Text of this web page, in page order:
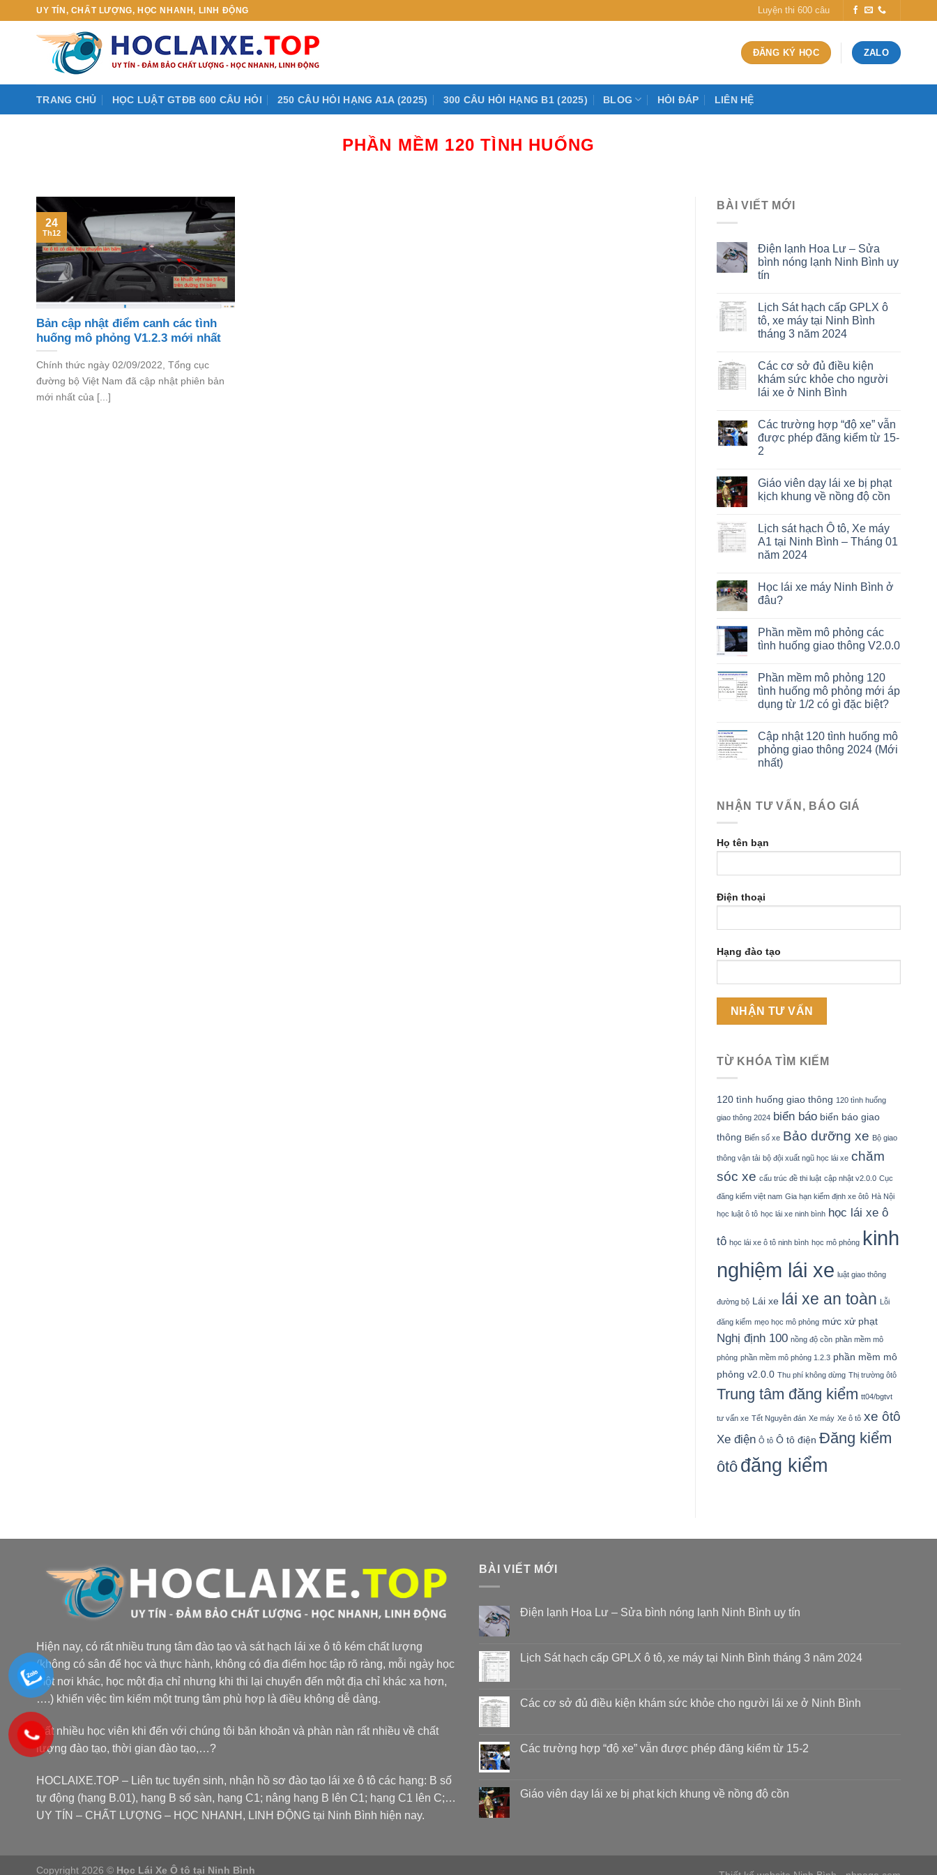
UY TÍN, CHẤT LƯỢNG, HỌC NHANH, LINH ĐỘNG Luyện thi 600 câu
ĐĂNG KÝ HỌC ZALO
TRANG CHỦ HỌC LUẬT GTĐB 600 CÂU HỎI 250 CÂU HỎI HẠNG A1A (2025) 300 CÂU HỎI HẠNG B1 (2025) BLOG HỎI ĐÁP LIÊN HỆ
PHẦN MỀM 120 TÌNH HUỐNG
Bản cập nhật điểm canh các tình
huống mô phỏng V1.2.3 mới nhất
Chính thức ngày 02/09/2022, Tổng cục
đường bộ Việt Nam đã cập nhật phiên bản
mới nhất của [...]
24
Th12
BÀI VIẾT MỚI
Điện lạnh Hoa Lư – Sửa
bình nóng lạnh Ninh Bình uy
tín
Lịch Sát hạch cấp GPLX ô
tô, xe máy tại Ninh Bình
tháng 3 năm 2024
Các cơ sở đủ điều kiện
khám sức khỏe cho người
lái xe ở Ninh Bình
Các trường hợp “độ xe” vẫn
được phép đăng kiểm từ 15-
2
Giáo viên dạy lái xe bị phạt
kịch khung về nồng độ cồn
Lịch sát hạch Ô tô, Xe máy
A1 tại Ninh Bình – Tháng 01
năm 2024
Học lái xe máy Ninh Bình ở
đâu?
Phần mềm mô phỏng các
tình huống giao thông V2.0.0
Phần mềm mô phỏng 120
tình huống mô phỏng mới áp
dụng từ 1/2 có gì đặc biệt?
Cập nhật 120 tình huống mô
phỏng giao thông 2024 (Mới
nhất)
NHẬN TƯ VẤN, BÁO GIÁ
Họ tên bạn
Điện thoại
Hạng đào tạo
TỪ KHÓA TÌM KIẾM
120 tình huống giao thông 120 tình huống
giao thông 2024 biển báo biển báo giao
thông Biển số xe Bảo dưỡng xe Bộ giao
thông vận tải bộ đội xuất ngũ học lái xe chăm
sóc xe cấu trúc đề thi luật cập nhật v2.0.0 Cục
đăng kiểm việt nam Gia hạn kiểm định xe ôtô Hà Nội
học luật ô tô học lái xe ninh bình học lái xe ô
tô học lái xe ô tô ninh bình học mô phỏng kinh
nghiệm lái xe luật giao thông
đường bộ Lái xe lái xe an toàn Lỗi
đăng kiểm mẹo học mô phỏng mức xử phạt
Nghị định 100 nồng độ cồn phần mềm mô
phỏng phần mềm mô phỏng 1.2.3 phần mềm mô
phỏng v2.0.0 Thu phí không dừng Thị trường ôtô
Trung tâm đăng kiểm tt04/bgtvt
tư vấn xe Tết Nguyên đán Xe máy Xe ô tô xe ôtô
Xe điện Ô tô Ô tô điện Đăng kiểm
ôtô đăng kiểm
Hiện nay, có rất nhiều trung tâm đào tạo và sát hạch lái xe ô tô kém chất lượng
(không có sân để học và thực hành, không có địa điểm học tập rõ ràng, mỗi ngày học
một nơi khác, học một địa chỉ nhưng khi thi lại chuyển đến một địa chỉ khác xa hơn,
….) khiến việc tìm kiếm một trung tâm phù hợp là điều không dễ dàng.
Rất nhiều học viên khi đến với chúng tôi băn khoăn và phàn nàn rất nhiều về chất
lượng đào tạo, thời gian đào tạo,…?
HOCLAIXE.TOP – Liên tục tuyển sinh, nhận hồ sơ đào tạo lái xe ô tô các hạng: B số
tự động (hạng B.01), hạng B số sàn, hạng C1; nâng hạng B lên C1; hạng C1 lên C;…
UY TÍN – CHẤT LƯỢNG – HỌC NHANH, LINH ĐỘNG tại Ninh Bình hiện nay.
BÀI VIẾT MỚI
Điện lạnh Hoa Lư – Sửa bình nóng lạnh Ninh Bình uy tín
Lịch Sát hạch cấp GPLX ô tô, xe máy tại Ninh Bình tháng 3 năm 2024
Các cơ sở đủ điều kiện khám sức khỏe cho người lái xe ở Ninh Bình
Các trường hợp “độ xe” vẫn được phép đăng kiểm từ 15-2
Giáo viên dạy lái xe bị phạt kịch khung về nồng độ cồn
Copyright 2026 © Học Lái Xe Ô tô tại Ninh Bình